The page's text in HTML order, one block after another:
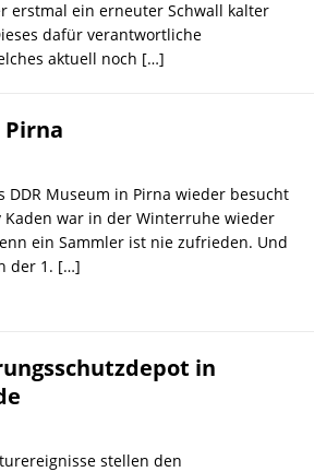
erstmal ein erneuter Schwall kalter
dafür verantwortliche
aktuell noch […]
Pirna
DDR Museum in Pirna wieder besucht
Kaden war in der Winterruhe wieder
ein Sammler ist nie zufrieden. Und
der 1. […]
in
stellen den